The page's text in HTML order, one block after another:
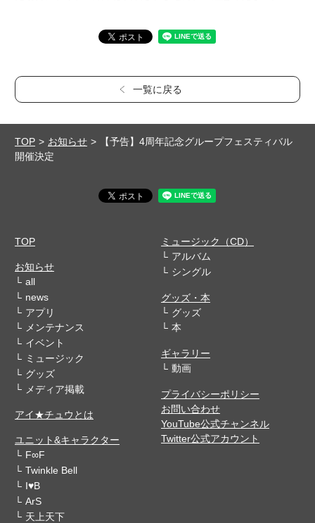
一覧に戻る
TOP お知らせ
【予告】4周年記念グループフェスティバル
開催決定
TOP
お知らせ
all
news
アプリ
メンテナンス
イベント
ミュージック
グッズ
メディア掲載
アイ★チュウとは
ユニット&キャラクター
F∞F
Twinkle Bell
I♥B
ArS
天上天下
ミュージック（CD）
アルバム
シングル
グッズ・本
グッズ
本
ギャラリー
動画
プライバシーポリシー
お問い合わせ
YouTube公式チャンネル
Twitter公式アカウント